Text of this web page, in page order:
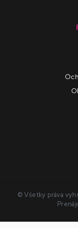
© Všetky práva